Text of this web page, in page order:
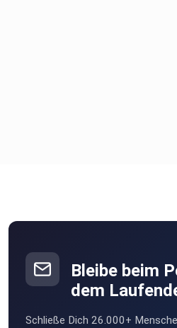
Bleibe beim
dem
Schließe Dich 26.000+